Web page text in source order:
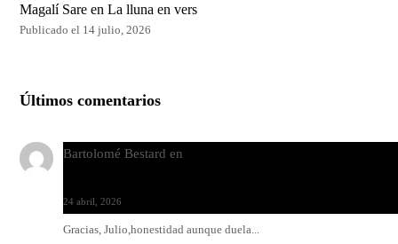
Magalí Sare en La lluna en vers
Publicado el 14 julio, 2026
Últimos comentarios
Bartolomé Bestard en
24 abril, 2026
Gracias, Julio,honestidad aunque duela...